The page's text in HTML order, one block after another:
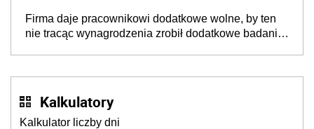
Firma daje pracownikowi dodatkowe wolne, by ten
nie tracąc wynagrodzenia zrobił dodatkowe badania.
Kalkulatory
Kalkulator liczby dni